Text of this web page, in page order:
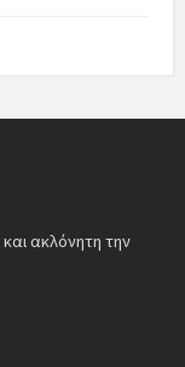
και ακλόνητη την